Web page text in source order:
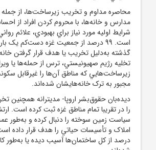
محاصره مداوم و تخريب زيرساخت‌ها، از جمله
مدارس و خانه‌ها، با محروم کردن افراد از
شرايط اوليه مورد نياز براي بهبودي، علائم
گذشته بهدليل تخريب يا هدف قرار گرفتن
تخليه رژيم صهيونيستي، ترس از حمله‌ها يا
زيرساخت‌هايي که مناطق آن‌ها را غيرقابل
مجبور به ترک خانه‌هايشان شده‌اند.
ديده‌بان حقوقبشر اروپا- مديترانه همچنين
را در تقريبا تمام مناطق غزه ثبت کرده است.
سياست زمين سوخته را دنبال کرده و به‌طور
درصد از کل ساختمان‌ها آسيب ديده يا به‌طور